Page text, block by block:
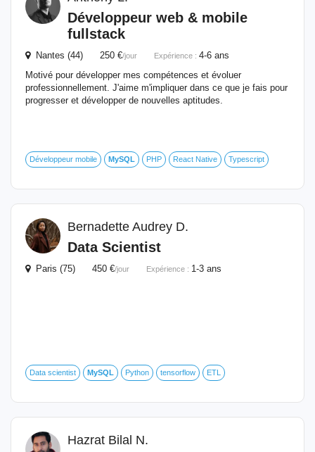
Développeur web & mobile
fullstack
Nantes (44) 250 €/jour Expérience : 4-6 ans
Motivé pour développer mes compétences et évoluer
professionnellement. J'aime m'impliquer dans ce que je fais pour
progresser et développer de nouvelles aptitudes.
Développeur mobile MySQL PHP React Native Typescript
Bernadette Audrey D.
Data Scientist
Paris (75) 450 €/jour Expérience : 1-3 ans
Data scientist MySQL Python tensorflow ETL
Hazrat Bilal N.